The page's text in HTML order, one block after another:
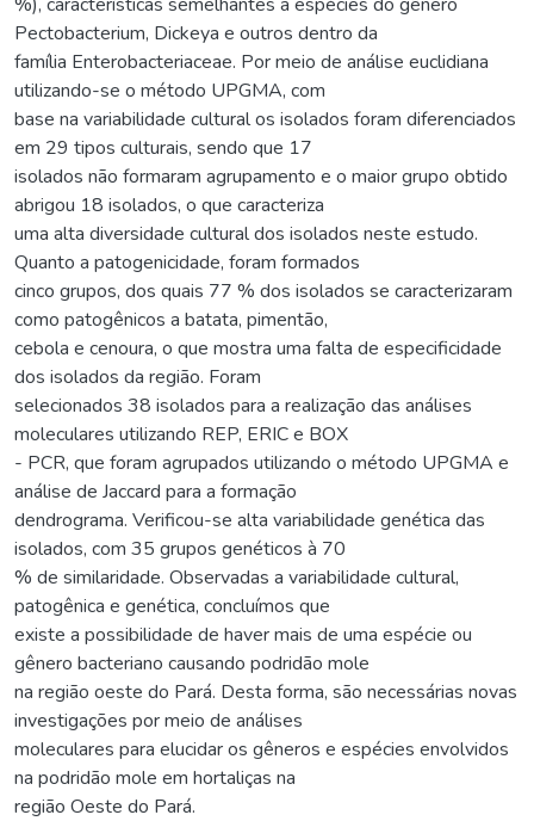
Pectobacterium, Dickeya e outros dentro da
família Enterobacteriaceae. Por meio de análise euclidiana
utilizando-se o método UPGMA, com
base na variabilidade cultural os isolados foram diferenciados
em 29 tipos culturais, sendo que 17
isolados não formaram agrupamento e o maior grupo obtido
abrigou 18 isolados, o que caracteriza
uma alta diversidade cultural dos isolados neste estudo.
Quanto a patogenicidade, foram formados
cinco grupos, dos quais 77 % dos isolados se caracterizaram
como patogênicos a batata, pimentão,
cebola e cenoura, o que mostra uma falta de especificidade
dos isolados da região. Foram
selecionados 38 isolados para a realização das análises
moleculares utilizando REP, ERIC e BOX
- PCR, que foram agrupados utilizando o método UPGMA e
análise de Jaccard para a formação
dendrograma. Verificou-se alta variabilidade genética das
isolados, com 35 grupos genéticos à 70
% de similaridade. Observadas a variabilidade cultural,
patogênica e genética, concluímos que
existe a possibilidade de haver mais de uma espécie ou
gênero bacteriano causando podridão mole
na região oeste do Pará. Desta forma, são necessárias novas
investigações por meio de análises
moleculares para elucidar os gêneros e espécies envolvidos
na podridão mole em hortaliças na
região Oeste do Pará.